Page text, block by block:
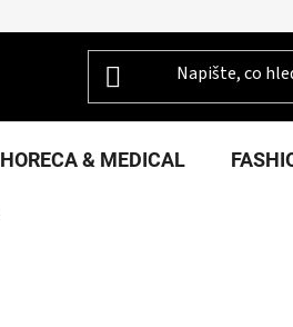
HORECA & MEDICAL